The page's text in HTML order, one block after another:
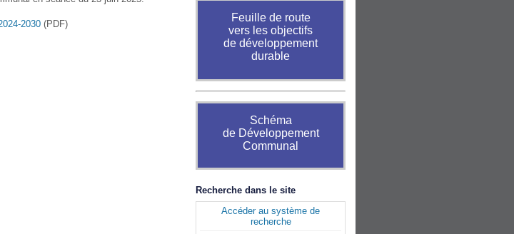
2030 (PDF)
Feuille de route
vers les objectifs
de développement
durable
Schéma
de Développement
Communal
Recherche dans le site
Accéder au système de
recherche